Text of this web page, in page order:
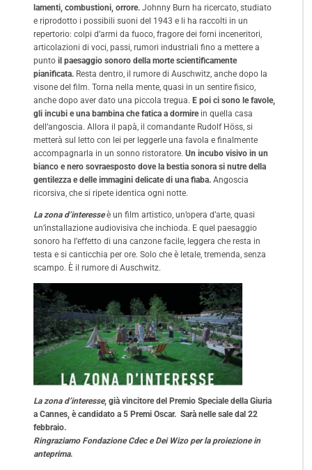
lamenti, combustioni, orrore. Johnny Burn ha ricercato, studiato
e riprodotto i possibili suoni del 1943 e li ha raccolti in un
repertorio: colpi d’armi da fuoco, fragore dei forni inceneritori,
articolazioni di voci, passi, rumori industriali fino a mettere a
punto il paesaggio sonoro della morte scientificamente
pianificata. Resta dentro, il rumore di Auschwitz, anche dopo la
visone del film. Torna nella mente, quasi in un sentire fisico,
anche dopo aver dato una piccola tregua. E poi ci sono le favole,
gli incubi e una bambina che fatica a dormirein quella casa
dell’angoscia. Allora il papà, il comandante Rudolf Höss, si
metterà sul letto con lei per leggerle una favola e finalmente
accompagnarla in un sonno ristoratore. Un incubo visivo in un
bianco e nero sovraesposto dove la bestia sonora si nutre della
gentilezza e delle immagini delicate di una fiaba. Angoscia
ricorsiva, che si ripete identica ogni notte.
La zona d’interesseè un film artistico, un’opera d’arte, quasi
un’installazione audiovisiva che inchioda. E quel paesaggio
sonoro ha l’effetto di una canzone facile, leggera che resta in
testa e si canticchia per ore. Solo che è letale, tremenda, senza
scampo. È il rumore di Auschwitz.
La zona d’interesse, già vincitore del Premio Speciale della Giuria
a Cannes, è candidato a 5 Premi Oscar. Sarà nelle sale dal 22
febbraio.
Ringraziamo Fondazione Cdec e Dei Wizo per la proiezione in
anteprima.